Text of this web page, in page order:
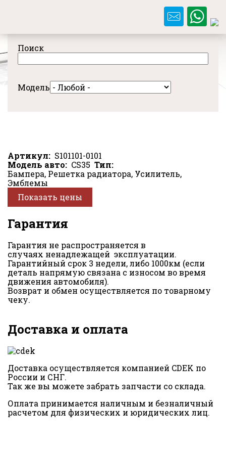
содержанию
Поиск
Модель
Артикул
S101101-0101
Модель авто
CS35 Тип
Бампера, Решетка радиатора, Усилитель,
Эмблемы
Показать цены
Гарантия
Гарантия не распространяется в
случаях ненадлежащей эксплуатации.
Гарантийный срок 3 недели, либо 1000км (если
деталь напрямую связана с износом во время
движения автомобиля).
Возврат и обмен осуществляется по товарному
чеку.
Доставка и оплата
Доставка осуществляется компанией CDEK по
России и СНГ.
Так же вы можете забрать запчасти со склада.
Оплата принимается наличным и безналичный
расчетом для физических и юридических лиц.